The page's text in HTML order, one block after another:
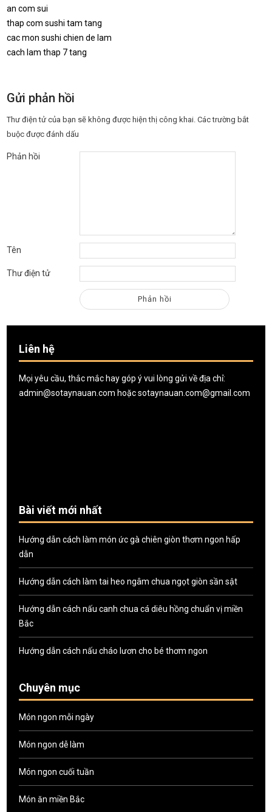
an com sui
thap com sushi tam tang
cac mon sushi chien de lam
cach lam thap 7 tang
Gửi phản hồi
Thư điện tử của bạn sẽ không được hiện thị công khai. Các trường bắt
buộc được đánh dấu
Phản hồi
Tên
Thư điện tử
Liên hệ
Mọi yêu cầu, thắc mắc hay góp ý vui lòng gửi về địa chỉ:
admin@sotaynauan.com hoặcsotaynauan.com@gmail.com
Bài viết mới nhất
Hướng dẫn cách làm món ức gà chiên giòn thơm ngon hấp
dẫn
Hướng dẫn cách làm tai heo ngâm chua ngọt giòn sần sật
Hướng dẫn cách nấu canh chua cá diêu hồng chuẩn vị miền
Bắc
Hướng dẫn cách nấu cháo lươn cho bé thơm ngon
Chuyên mục
Món ngon mỗi ngày
Món ngon dễ làm
Món ngon cuối tuần
Món ăn miền Bắc